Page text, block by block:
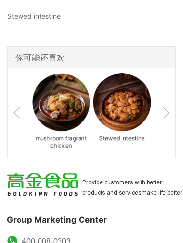
Stewed intestine
你可能还喜欢
mushroom fragrant
chicken
Stewed intestine
400-008-0303
Group Marketing Center
Provide customers with better
products and servicesmake life better